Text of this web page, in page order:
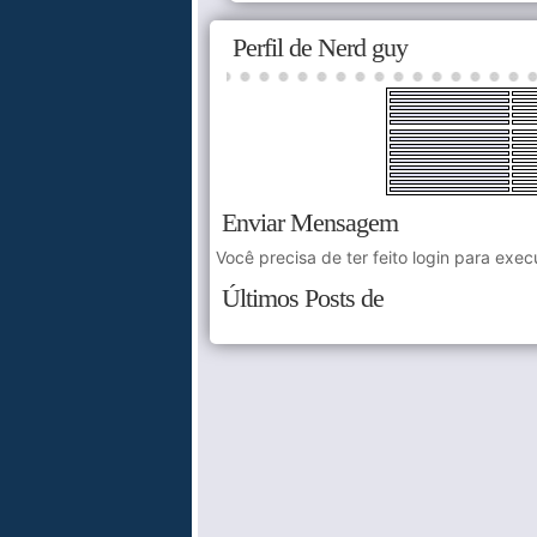
Perfil de Nerd guy
Enviar Mensagem
Você precisa de ter feito login para
Últimos Posts de